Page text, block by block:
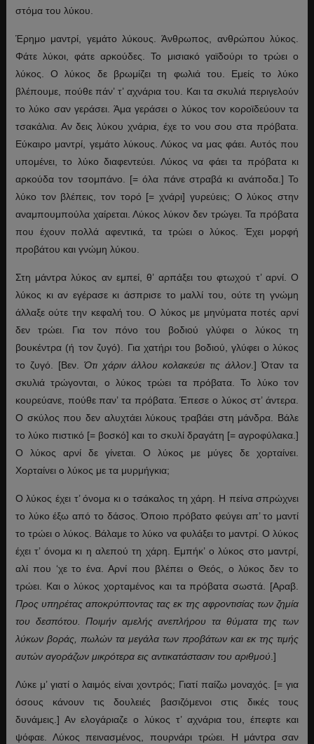
στόμα του λύκου.
Έρημο μαντρί, γεμάτο λύκους. Άνθρωπος, ανθρώπου λύκος.
Φάτε λύκοι, φάτε αρκούδες. Το μισιακό γαϊδούρι το τρώει ο
λύκος. Ο λύκος δε βρωμίζει τη φωλιά του. Εμείς το λύκο
βλέπουμε, πούθε πάν’ τ’ αχνάρια του. Και τα σκυλιά περιγελούν
το λύκο σαν γεράσει. Άμα γεράσει ο λύκος τον κοροϊδεύουν τα
τσακάλια. Αν δεις λύκου χνάρια, έχε το νου σου στα πρόβατα.
Εύκαιρο μαντρί, γεμάτο λύκους. Λύκος να μας φάει. Αυτός που
υπομένει, το λύκο διαφεντεύει. Λύκος να φάει τα πρόβατα κι
αρκούδα τον τσομπάνο. [= όλα πάνε στραβά κι ανάποδα.] Το
λύκο τον βλέπεις, τον τορό [= χνάρι] γυρεύεις; Ο λύκος στην
αναμπουμπούλα χαίρεται. Λύκος λύκον δεν τρώγει. Τα πρόβατα
που έχουν πολλά αφεντικά, τα τρώει ο λύκος. Έχει μορφή
προβάτου και γνώμη λύκου.
Στη μάντρα λύκος αν εμπεί, θ’ αρπάξει του φτωχού τ’ αρνί. Ο
λύκος κι αν εγέρασε κι άσπρισε το μαλλί του, ούτε τη γνώμη
άλλαξε ούτε την κεφαλή του. Ο λύκος με μηνύματα ποτές αρνί
δεν τρώει. Για τον πόνο του βοδιού γλύφει ο λύκος τη
βουκέντρα (ή τον ζυγό). Για χατήρι του βοδιού, γλύφει ο λύκος
το ζυγό. [Βεν. Ότι χάριν άλλου κολακεύει τις άλλον.] Όταν τα
σκυλιά τρώγονται, ο λύκος τρώει τα πρόβατα. Το λύκο τον
κουρεύανε, πούθε παν’ τα πρόβατα. Έπεσε ο λύκος στ’ άντερα.
Ο σκύλος που δεν αλυχτάει λύκους τραβάει στη μάνδρα. Βάλε
το λύκο πιστικό [= βοσκό] και το σκυλί δραγάτη [= αγροφύλακα.]
Ο λύκος αρνί δε γίνεται. Ο λύκος με μύγες δε χορταίνει.
Χορταίνει ο λύκος με τα μυρμήγκια;
Ο λύκος έχει τ’ όνομα κι ο τσάκαλος τη χάρη. Η πείνα σπρώχνει
το λύκο έξω από το δάσος. Όποιο πρόβατο φεύγει απ’ το μαντί
το τρώει ο λύκος. Βάλαμε το λύκο να φυλάξει το μαντρί. Ο λύκος
έχει τ’ όνομα κι η αλεπού τη χάρη. Εμπήκ’ ο λύκος στο μαντρί,
αλί που ‘χε το ένα. Αρνί που βλέπει ο Θεός, ο λύκος δεν το
τρώει. Και ο λύκος χορταμένος και τα πρόβατα σωστά. [Αραβ.
Προς υπηρέτας αποκρύπτοντας τας εκ της αφροντισίας των ζημία
του δεσπότου. Ποιμήν αμελής ανεπλήρου τα θύματα της των
λύκων βοράς, πωλών τα μεγάλα των προβάτων και εκ της τιμής
αυτών αγοράζων μικρότερα εις αντικατάστασιν του αριθμού.]
Λύκε μ’ γιατί ο λαιμός είναι χοντρός; Γιατί παίζω μοναχός. [= για
όσους κάνουν τις δουλειές βασιζόμενοι στις δικές τους
δυνάμεις.] Αν ελογάριαζε ο λύκος τ’ αχνάρια του, έπεφτε και
ψόφαε. Λύκος πεινασμένος, πουρνάρι τρώει. Η μάντρα σαν